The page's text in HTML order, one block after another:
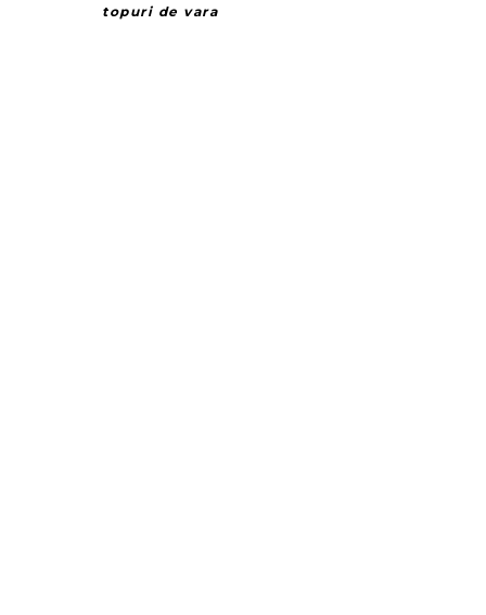
topuri de vara